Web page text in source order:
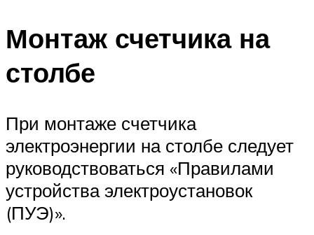
Монтаж счетчика на
столбе
При монтаже счетчика
электроэнергии на столбе следует
руководствоваться «Правилами
устройства электроустановок
(ПУЭ)».